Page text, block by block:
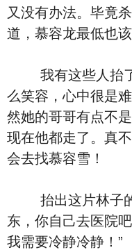
又没有办法。毕竟
道，慕容龙最低也该
我有这些人抬了
么笑容，心中很是
然她的哥哥有点不
现在他都走了。真
会去找慕容雪！
抬出这片林子的
东，你自己去医院
我需要冷静冷静！”